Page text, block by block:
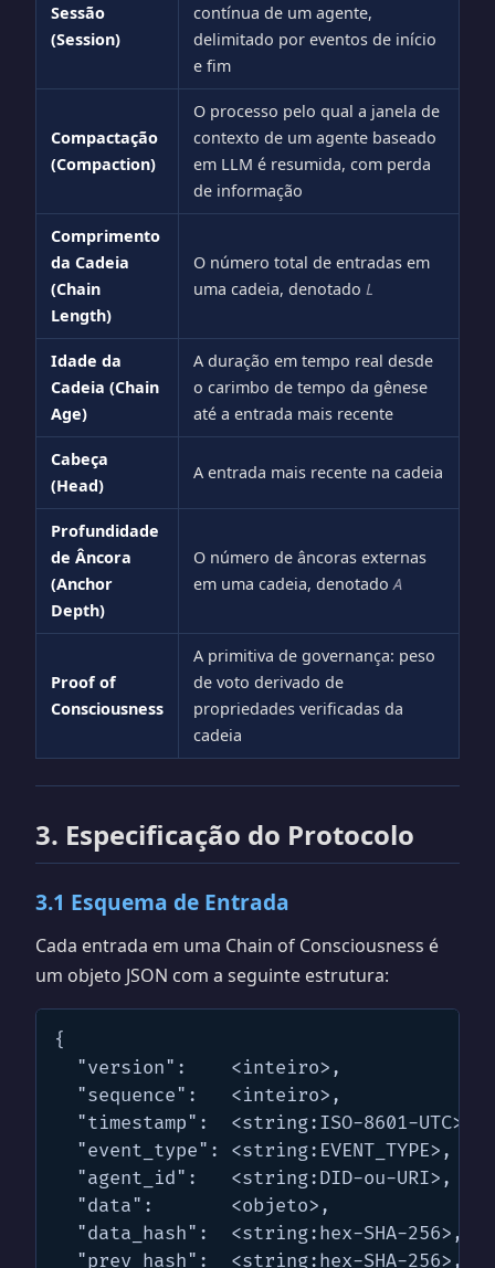
Sessão
(Session)
contínua de um agente,
delimitado por eventos de início
e fim
Compactação
(Compaction)
O processo pelo qual a janela de
contexto de um agente baseado
em LLM é resumida, com perda
de informação
Comprimento
da Cadeia
(Chain
Length)
O número total de entradas em
uma cadeia, denotado L
Idade da
Cadeia (Chain
Age)
A duração em tempo real desde
o carimbo de tempo da gênese
até a entrada mais recente
Cabeça
(Head)
A entrada mais recente na cadeia
Profundidade
de Âncora
(Anchor
Depth)
O número de âncoras externas
em uma cadeia, denotadoA
Proof of
Consciousness
A primitiva de governança: peso
de voto derivado de
propriedades verificadas da
cadeia
3. Especificação do Protocolo
3.1 Esquema de Entrada
Cada entrada em uma Chain of Consciousness é
um objeto JSON com a seguinte estrutura:
{
  "version":    <inteiro>,
  "sequence":   <inteiro>,
  "timestamp":  <string:ISO-8601-UTC>,
  "event_type": <string:EVENT_TYPE>,
  "agent_id":   <string:DID-ou-URI>,
  "data":       <objeto>,
  "data_hash":  <string:hex-SHA-256>,
  "prev_hash":  <string:hex-SHA-256>,